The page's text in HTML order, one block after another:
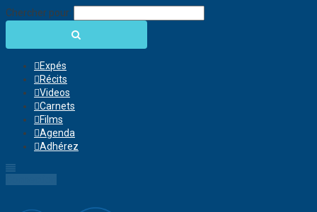
Chercher pour:
Expés
Récits
Videos
Carnets
Films
Agenda
Adhérez